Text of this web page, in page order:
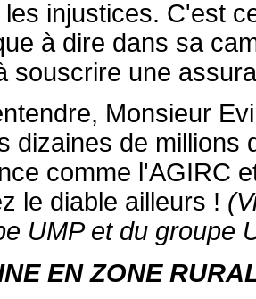
injustices. C'est
à dire dans sa
souscrire une
Monsieur
dizaines de millions
comme l'AGIRC
le diable ailleurs !
UMP et du groupe
EN ZONE